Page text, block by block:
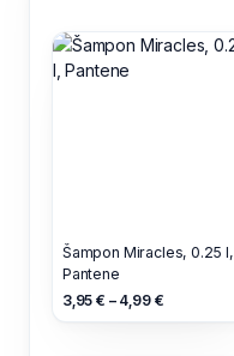
Šampon Miracles, 0.25 l,
Pantene
3,95 € – 4,99 €